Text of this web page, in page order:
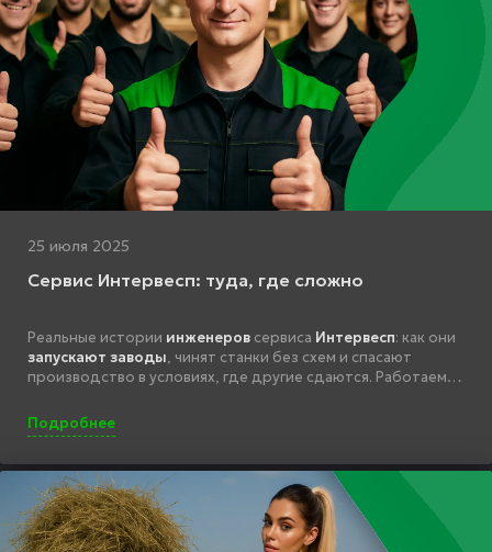
25 июля 2025
Сервис Интервесп: туда, где сложно
Реальные истории инженеров сервиса Интервесп: как они
запускают заводы, чинят станки без схем и спасают
производство в условиях, где другие сдаются. Работаем
Подробнее